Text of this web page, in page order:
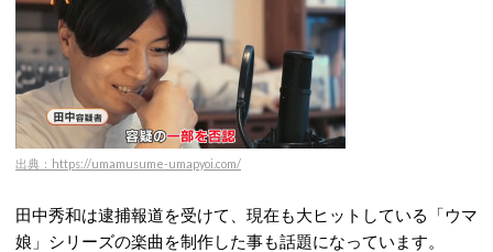
出典：https://umamusume-umapyoi.com/
田中秀和は逮捕報道を受けて、現在も大ヒットしている「ウマ
娘」シリーズの楽曲を制作した事も話題になっています。